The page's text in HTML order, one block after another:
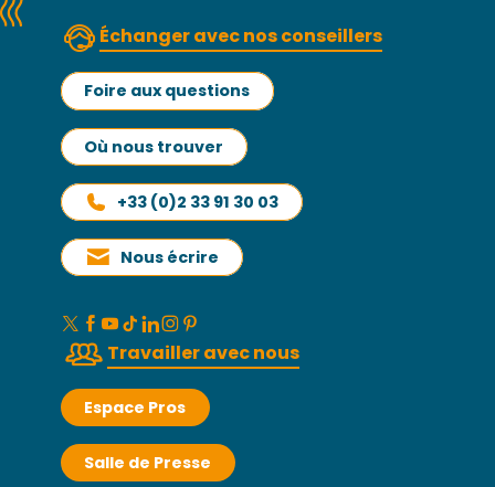
Échanger avec nos conseillers
Foire aux questions
Où nous trouver
+33 (0)2 33 91 30 03
Nous écrire
Travailler avec nous
Espace Pros
Salle de Presse